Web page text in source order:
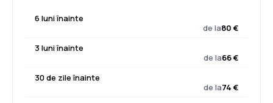
6 luni înainte
de la80 €
3 luni înainte
de la66 €
30 de zile înainte
de la74 €